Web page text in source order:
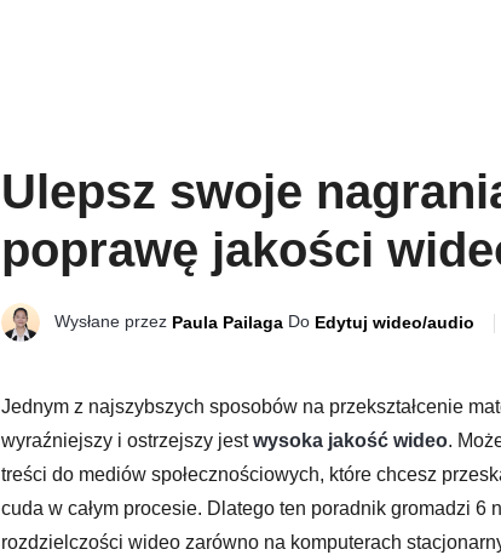
Ulepsz swoje
poprawę jakości
Wysłane przez Paula Pailaga Do Edytuj wideo/audio
Jednym z najszybszych sposobów na przekształcenie
wyraźniejszy i ostrzejszy jestwysoka jakość wideo.
treści do mediów społecznościowych, które chcesz
cuda w całym procesie. Dlatego ten poradnik gromadzi
rozdzielczości wideo zarówno na komputerach